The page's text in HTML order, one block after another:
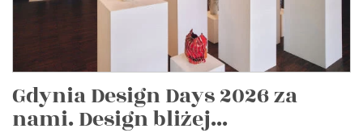
Gdynia Design Days 2026 za
nami. Design bliżej...